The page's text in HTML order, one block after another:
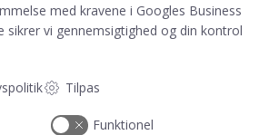
med kravene i Googles Business
sikrer vi gennemsigtighed og din kontrol
Tilpas
Funktionel